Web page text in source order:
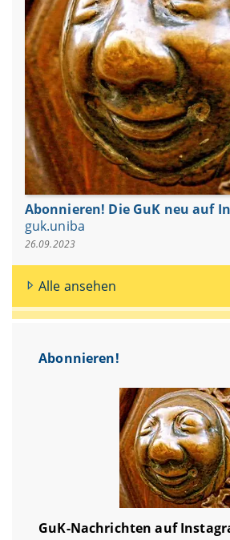
Abonnieren!
GuK-Nachrichten auf
Abonnieren! Die GuK neu auf
guk.uniba
26.09.2023
Alle ansehen